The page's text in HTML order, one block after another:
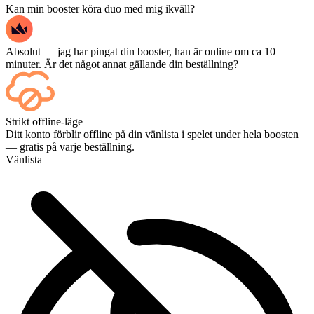
Kan min booster köra duo med mig ikväll?
Absolut — jag har pingat din booster, han är online om ca 10
minuter. Är det något annat gällande din beställning?
Japp – varje match visas på din kontrollpanel så fort den är avslutad,
och om du vill se själva matcherna kan du lägga till Streaming i
kassan.
Strikt offline-läge
Ditt konto förblir offline på din vänlista i spelet under hela boosten
— gratis på varje beställning.
Vänlista